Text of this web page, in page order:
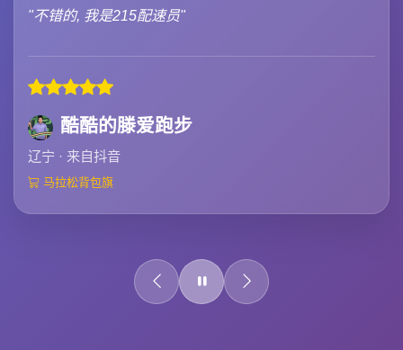
"不错的, 我是215配速员"
酷酷的滕爱跑步
辽宁 · 来自抖音
马拉松背包旗